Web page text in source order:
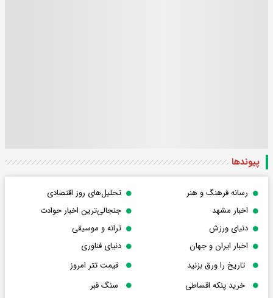
پیوندها
رسانه فرهنگ و هنر
تحلیل‌های روز اقتصادی
اخبار مشهد
جنجالی‌ترین اخبار حوادث
دنیای ورزش
ترانه و موسیقی
اخبار ایران و جهان
دنیای فناوری
تاریخ را ورق بزنید
قیمت تتر امروز
خرید پنکه اقساطی
سنگ قبر